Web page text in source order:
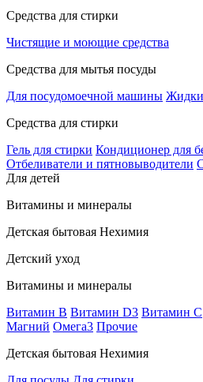
Средства для стирки
Чистящие и моющие средства
Средства для мытья посуды
Для посудомоечной машины
Средства для стирки
Гель для стирки Кондиционер для
Отбеливатели и пятновыводители
Для детей
Витамины и минералы
Детская бытовая Нехимия
Детский уход
Витамины и минералы
Витамин В Витамин D3 Витамин С
Магний Омега3 Прочие
Детская бытовая Нехимия